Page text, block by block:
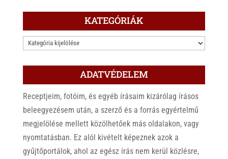
KATEGÓRIÁK
KATEGÓRIÁK
ADATVÉDELEM
Receptjeim, fotóim, és egyéb írásaim kizárólag írásos
beleegyezésem után, a szerző és a forrás egyértelmű
megjelölése mellett közölhetőek más oldalakon, vagy
nyomtatásban. Ez alól kivételt képeznek azok a
gyűjtőportálok, ahol az egész írás nem kerül közlésre,